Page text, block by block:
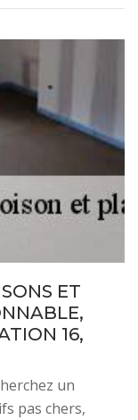
ET
16,
un
pas chers,